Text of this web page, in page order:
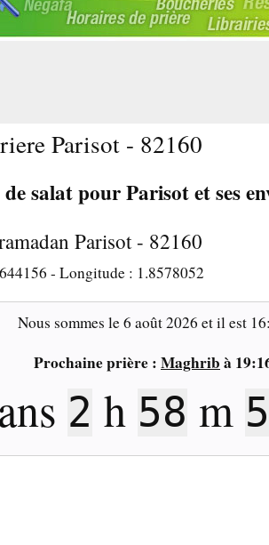
Parisot - 82160
de salat pour Parisot et ses
Parisot - 82160
- Longitude : 1.8578052
Nous sommes le6 août 2026 et il est
Prochaine prière : Maghrib à
2 h 58 m